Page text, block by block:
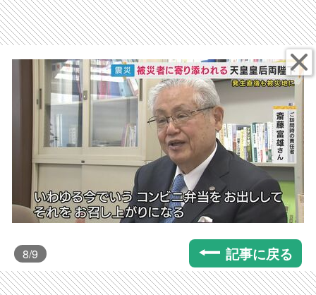
8/9 記事に戻る